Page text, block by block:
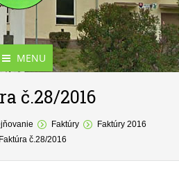
MENU
č.28/2016
Faktúry
Faktúry 2016
Faktúra č.28/2016